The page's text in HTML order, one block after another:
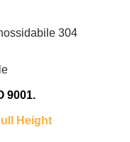
304
9001.
Height